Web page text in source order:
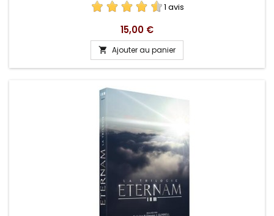
1 avis
Prix
15,00 €
 Ajouter au panier